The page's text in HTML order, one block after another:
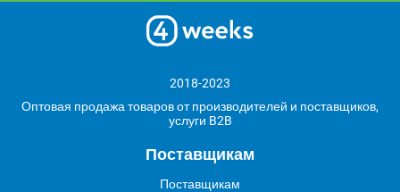
2018-2023
Оптовая продажа товаров от производителей и поставщиков,
услуги B2B
Поставщикам
Поставщикам